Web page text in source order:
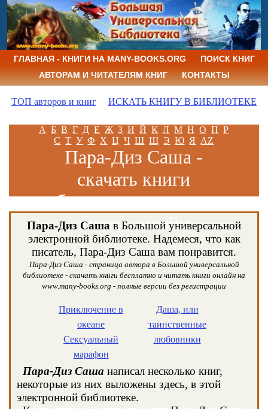
ГЛАВНАЯ - КНИГИ НА MANY-BOOKS.ORG
ПОИСК КНИГ
АВТОРАМ И ЧИТАТЕЛЯМ КНИГ
КОНТАКТЫ
ТОП авторов и книг ИСКАТЬ КНИГУ В БИБЛИОТЕКЕ
А Б В Г Д Е Ж З И Й К Л М Н О П Р
С Т У Ф Х Ц Ч Ш Щ Э Ю Я AZ
Пара-Диз Саша -
скачать книги
бесплатно и читать
книги онлайн
Пара-Диз Саша в Большой универсальной
электронной библиотеке. Надемеся, что как
писатель, Пара-Диз Саша вам понравится.
Пара-Диз Саша - страница автора в Большой универсальной
библиотеке - скачать книги бесплатно и читать книги онлайн на
www.many-books.org - полные версии без регистрации
Приключение в
океане
Сексуальный
марафон
Даша, или
таинственные
любовники
Пара-Диз Саша написал несколько книг,
некоторые из них выложены здесь, в этой
электронной библиотеке.